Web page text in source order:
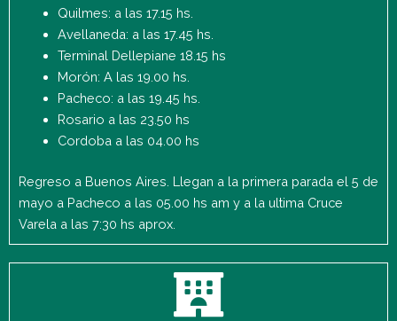
Quilmes: a las 17.15 hs.
Avellaneda: a las 17.45 hs.
Terminal Dellepiane 18.15 hs
Morón: A las 19.00 hs.
Pacheco: a las 19.45 hs.
Rosario a las 23.50 hs
Cordoba a las 04.00 hs
Regreso a Buenos Aires. Llegan a la primera parada el 5 de
mayo a Pacheco a las 05.00 hs am y a la ultima Cruce
Varela a las 7:30 hs aprox.